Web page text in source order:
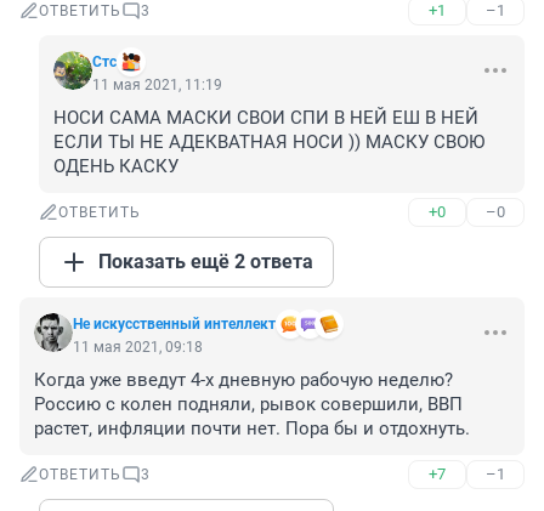
ОТВЕТИТЬ 3 +1 –1
Стс
11 мая 2021, 11:19
НОСИ САМА МАСКИ СВОИ СПИ В НЕЙ ЕШ В НЕЙ
ЕСЛИ ТЫ НЕ АДЕКВАТНАЯ НОСИ )) МАСКУ СВОЮ
ОДЕНЬ КАСКУ
ОТВЕТИТЬ +0 –0
Показать ещё 2 ответа
Не искусственный интеллект
11 мая 2021, 09:18
Когда уже введут 4-х дневную рабочую неделю?
Россию с колен подняли, рывок совершили, ВВП
растет, инфляции почти нет. Пора бы и отдохнуть.
ОТВЕТИТЬ 3 +7 –1